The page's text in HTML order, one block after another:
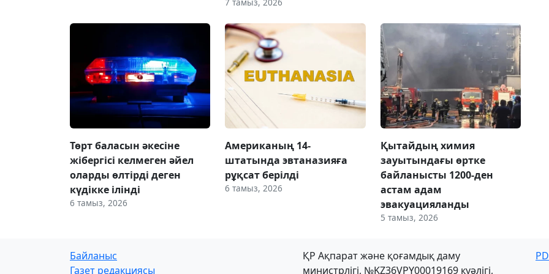
Төрт баласын әкесіне
жібергісі келмеген әйел
оларды өлтірді деген
күдікке ілінді
6 тамыз, 2026
Американың 14-
штатында эвтаназияға
рұқсат берілді
6 тамыз, 2026
Қытайдың химия
зауытындағы өртке
байланысты 1200-ден
астам адам
эвакуацияланды
5 тамыз, 2026
Байланыс
Газет редакциясы
ҚР Ақпарат және қоғамдық даму
министрлігі, №KZ36VPY00019169 куәлігі,